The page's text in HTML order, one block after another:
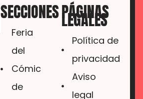
SECCIONES
Feria
del
Cómic
de
PÁGINAS
LEGALES
Política de
privacidad
Aviso
legal